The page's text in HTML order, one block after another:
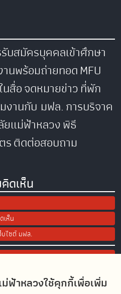
ฟ้าหลวงใช้คุกกี้เพื่อเพิ่ม
บสมัครบุคคลเข้าศึกษา
นพร้อมถ่ายทอดMFU
สื่อจดหมายข่าวที่พัก
งานกับ มฟล.การบริจาค
แม่ฟ้าหลวงพิธี
รติดต่อสอบถาม
ดเห็น
เห็น
บไซต์ มฟล.